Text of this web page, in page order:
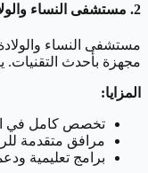
2. مستشفى النساء
مستشفى النساء
مجهزة بأحدث التقنيات.
المزايا:
تخصص كامل في
مرافق متقدمة
برامج تعليمية